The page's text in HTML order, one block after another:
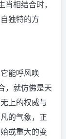
肖相结合时，
独特的方
能呼风唤
，就仿佛是天
上的权威与
的气象，正
或重大的变